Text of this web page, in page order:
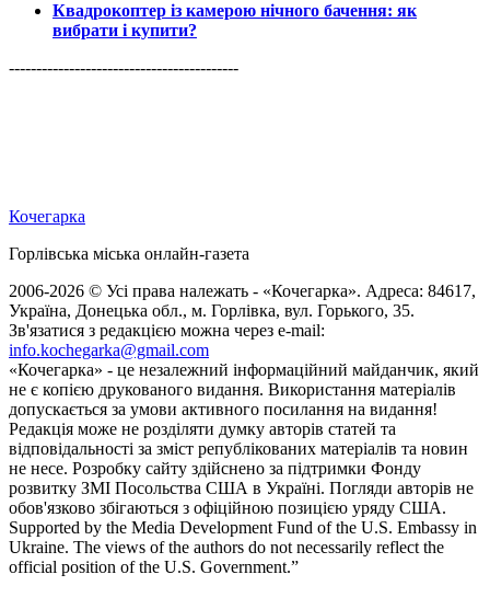
Квадрокоптер із камерою нічного бачення: як
вибрати і купити?
------------------------------------------
Кочегарка
Горлівська міська онлайн-газета
2006-2026 © Усі права належать - «Кочегарка». Адреса: 84617,
Україна, Донецька обл., м. Горлівка, вул. Горького, 35.
Зв'язатися з редакцією можна через e-mail:
info.kochegarka@gmail.com
«Кочегарка» - це незалежний інформаційний майданчик, який
не є копією друкованого видання. Використання матеріалів
допускається за умови активного посилання на видання!
Редакція може не розділяти думку авторів статей та
відповідальності за зміст републікованих матеріалів та новин
не несе. Розробку сайту здійснено за підтримки Фонду
розвитку ЗМІ Посольства США в Україні. Погляди авторів не
обов'язково збігаються з офіційною позицією уряду США.
Supported by the Media Development Fund of the U.S. Embassy in
Ukraine. The views of the authors do not necessarily reflect the
official position of the U.S. Government.”